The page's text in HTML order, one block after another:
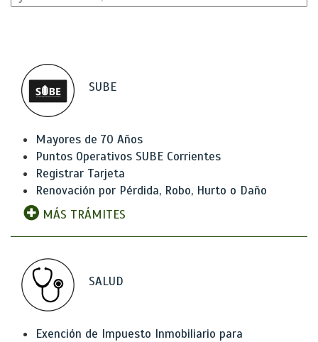
SUBE
Mayores de 70 Años
Puntos Operativos SUBE Corrientes
Registrar Tarjeta
Renovación por Pérdida, Robo, Hurto o Daño
MÁS TRÁMITES
SALUD
Exención de Impuesto Inmobiliario para